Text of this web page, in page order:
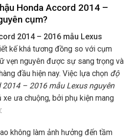
Honda Accord 2014 –
cụm?
2014 – 2016 mẫu Lexus
kế khá tương đồng so với cụm
vẹn nguyên được sự sang trọng và
đầu hiện nay. Việc lựa chọn độ
– 2016 mẫu Lexus nguyên
ưa chuộng, bởi phụ kiện mang
không làm ảnh hưởng đến tầm